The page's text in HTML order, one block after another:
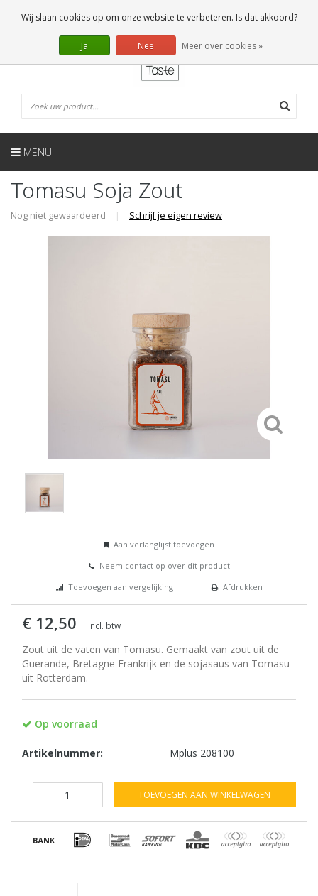
0 Artikelen
NL
MENU
Tomasu Soja Zout
Nog niet gewaardeerd | Schrijf je eigen review
Aan verlanglijst toevoegen
Neem contact op over dit product
Toevoegen aan vergelijking
Afdrukken
€ 12,50 Incl. btw
Zout uit de vaten van Tomasu. Gemaakt van zout uit de
Guerande, Bretagne Frankrijk en de sojasaus van Tomasu
uit Rotterdam.
Op voorraad
Artikelnummer: Mplus 208100
TOEVOEGEN AAN WINKELWAGEN
Wij slaan cookies op om onze website te verbeteren. Is dat akkoord?
Ja Nee Meer over cookies »